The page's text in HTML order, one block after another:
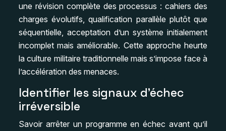
une révision complète des processus : cahiers des
charges évolutifs, qualification parallèle plutôt que
séquentielle, acceptation d’un système initialement
incomplet mais améliorable. Cette approche heurte
la culture militaire traditionnelle mais s’impose face à
l’accélération des menaces.
Identifier les signaux d’échec
irréversible
Savoir arrêter un programme en échec avant qu’il